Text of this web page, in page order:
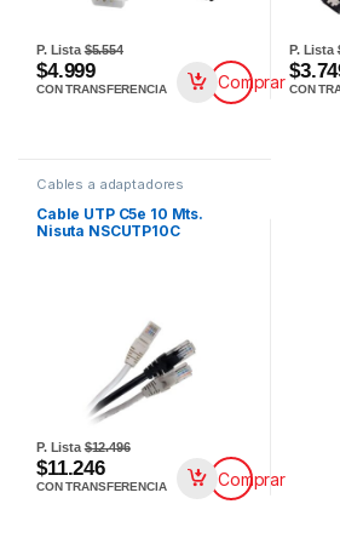
P. Lista$5.554
$4.999
CON TRANSFERENCIA Comprar
P. Lista
CON
Cables a adaptadores
Cable UTP C5e 10 Mts.
Nisuta NSCUTP10C
P. Lista$12.496
$11.246
CON TRANSFERENCIA Comprar